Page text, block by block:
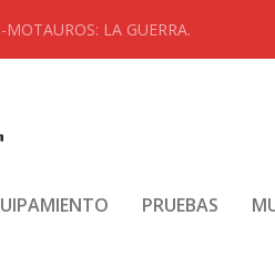
LA GUERRA.
PRUEBAS